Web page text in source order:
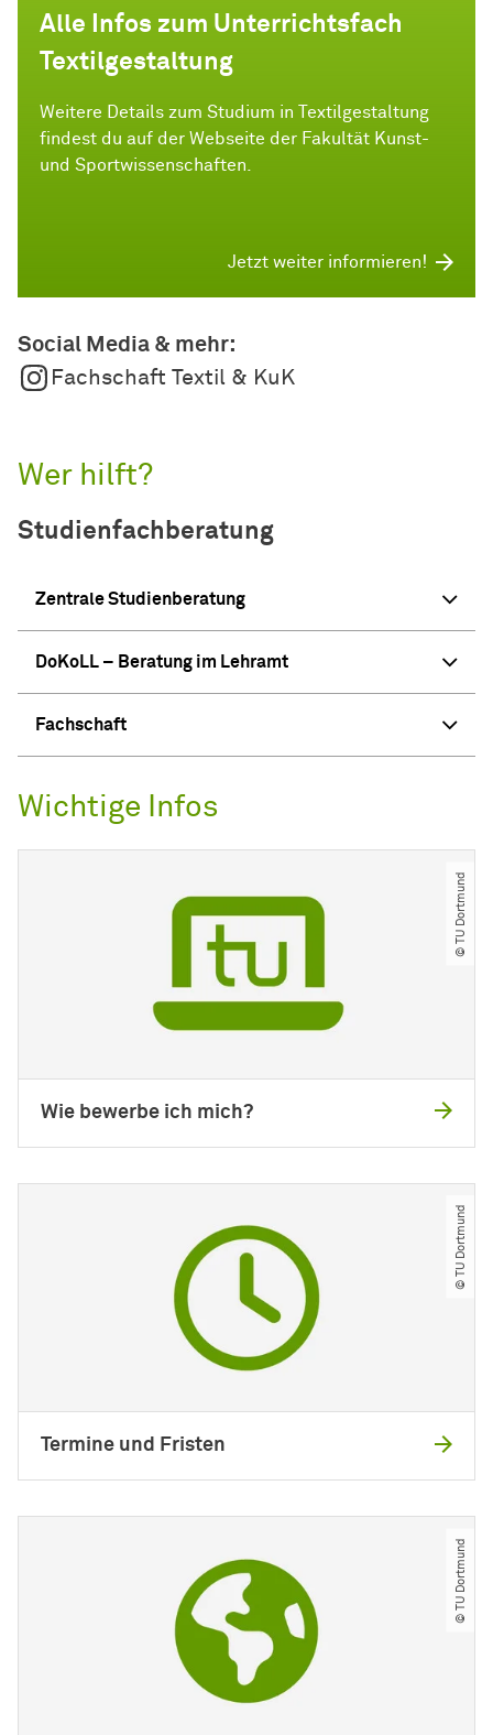
Alle Infos zum Unterrichtsfach
Textilgestaltung
Weitere Details zum Studium in Textilgestaltung
findest du auf der Webseite der Fakultät Kunst-
und Sportwissenschaften.
Jetzt weiter informieren!
Social Media & mehr:
Fachschaft Textil & KuK
Wer hilft?
Studienfachberatung
Zentrale Studienberatung
DoKoLL – Beratung im Lehramt
Fachschaft
Wichtige Infos
© TU Dortmund
Wie bewerbe ich mich?
© TU Dortmund
Termine und Fristen
© TU Dortmund